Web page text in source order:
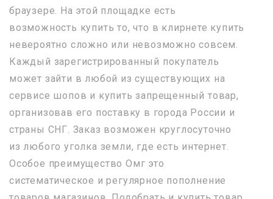
браузере. На этой площадке есть
возможность купить то, что в клирнете купить
невероятно сложно или невозможно совсем.
Каждый зарегистрированный покупатель
может зайти в любой из существующих на
сервисе шопов и купить запрещенный товар,
организовав его поставку в города России и
страны СНГ. Заказ возможен круглосуточно
из любого уголка земли, где есть интернет.
Особое преимущество Омг это
систематическое и регулярное пополнение